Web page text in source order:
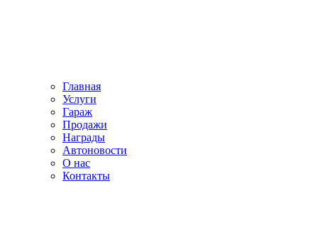
Главная
Услуги
Гараж
Продажи
Награды
Автоновости
О нас
Контакты